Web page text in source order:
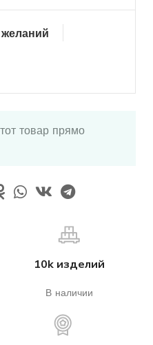
товар прямо
10k изделий
В наличии